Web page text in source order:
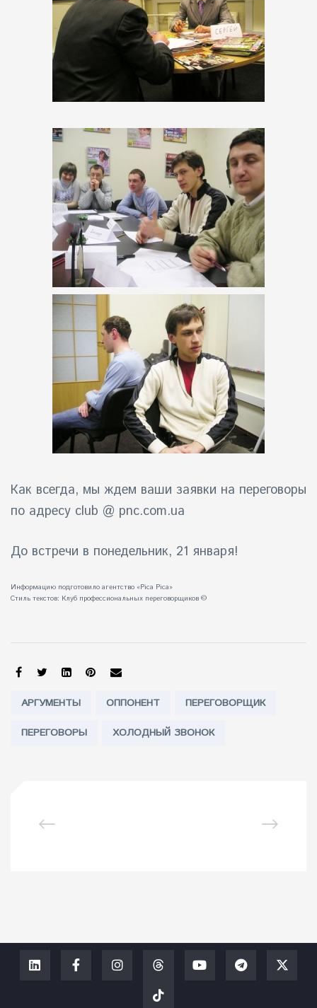
Как всегда, мы ждем ваши заявки на переговоры
по адресу club @ pnc.com.ua
До встречи в понедельник, 21 января!
Информацию подготовило агентство «Pica Pica»
Стиль текстов: Клуб профессиональных переговорщиков ©
SHARE:
Tags:
АРГУМЕНТЫ ОППОНЕНТ ПЕРЕГОВОРЩИК
ПЕРЕГОВОРЫ ХОЛОДНЫЙ ЗВОНОК